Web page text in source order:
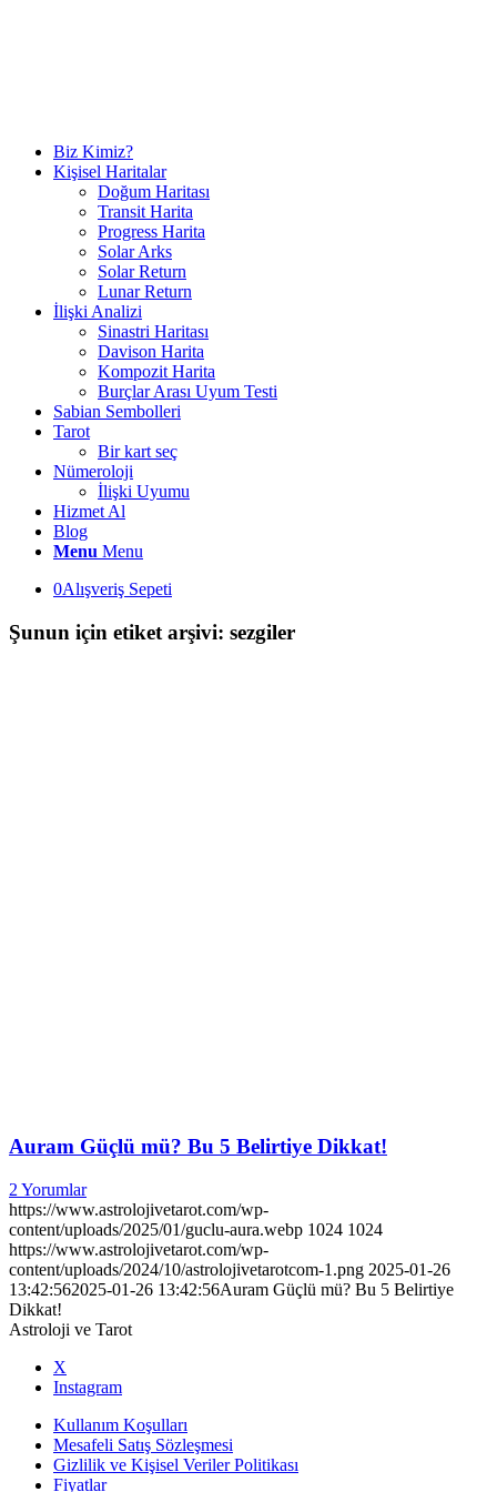
Biz Kimiz?
Kişisel Haritalar
Doğum Haritası
Transit Harita
Progress Harita
Solar Arks
Solar Return
Lunar Return
İlişki Analizi
Sinastri Haritası
Davison Harita
Kompozit Harita
Burçlar Arası Uyum Testi
Sabian Sembolleri
Tarot
Bir kart seç
Nümeroloji
İlişki Uyumu
Hizmet Al
Blog
Menu Menu
0Alışveriş Sepeti
Şunun için etiket arşivi: sezgiler
Auram Güçlü mü? Bu 5 Belirtiye Dikkat!
2 Yorumlar
https://www.astrolojivetarot.com/wp-
content/uploads/2025/01/guclu-aura.webp 1024 1024
https://www.astrolojivetarot.com/wp-
content/uploads/2024/10/astrolojivetarotcom-1.png 2025-01-26
13:42:562025-01-26 13:42:56Auram Güçlü mü? Bu 5 Belirtiye
Dikkat!
Astroloji ve Tarot
X
Instagram
Kullanım Koşulları
Mesafeli Satış Sözleşmesi
Gizlilik ve Kişisel Veriler Politikası
Fiyatlar